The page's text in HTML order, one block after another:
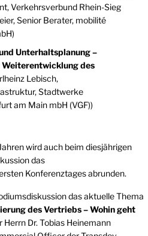
Verkehrsverbund Rhein-Sieg
Senior Berater, mobilité
Unterhaltsplanung –
des
Lebisch,
Stadtwerke
am Main mbH (VGF))
wird auch beim diesjährigen
das
Konferenztages abrunden.
das aktuelle Thema
des Vertriebs – Wohin geht
Herrn Dr. Tobias Heinemann